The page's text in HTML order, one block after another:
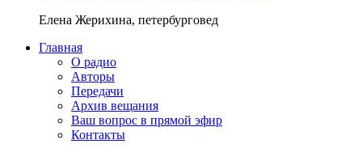
Елена Жерихина, петербурговед
Главная
О радио
Авторы
Передачи
Архив вещания
Ваш вопрос в прямой эфир
Контакты